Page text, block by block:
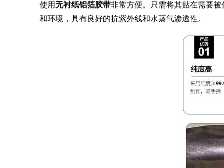
使用无衬纸铝箔胶带非常方便。只需将其贴在需要
和环境，具有良好的抗紫外线和水蒸气渗透性。